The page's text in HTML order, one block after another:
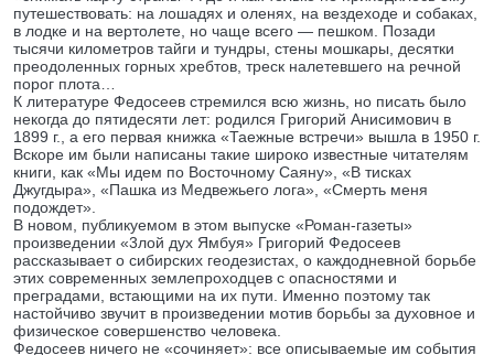
путешествовать: на лошадях и оленях, на вездеходе и собаках,
в лодке и на вертолете, но чаще всего — пешком. Позади
тысячи километров тайги и тундры, стены мошкары, десятки
преодоленных горных хребтов, треск налетевшего на речной
порог плота…
К литературе Федосеев стремился всю жизнь, но писать было
некогда до пятидесяти лет: родился Григорий Анисимович в
1899 г., а его первая книжка «Таежные встречи» вышла в 1950 г.
Вскоре им были написаны такие широко известные читателям
книги, как «Мы идем по Восточному Саяну», «В тисках
Джугдыра», «Пашка из Медвежьего лога», «Смерть меня
подождет».
В новом, публикуемом в этом выпуске «Роман-газеты»
произведении «3лой дух Ямбуя» Григорий Федосеев
рассказывает о сибирских геодезистах, о каждодневной борьбе
этих современных землепроходцев с опасностями и
преградами, встающими на их пути. Именно поэтому так
настойчиво звучит в произведении мотив борьбы за духовное и
физическое совершенство человека.
Федосеев ничего не «сочиняет»: все описываемые им события